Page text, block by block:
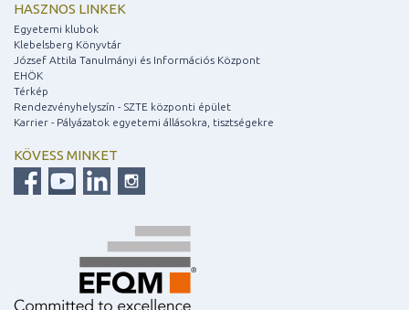
HASZNOS LINKEK
Egyetemi klubok
Klebelsberg Könyvtár
József Attila Tanulmányi és Információs Központ
EHÖK
Térkép
Rendezvényhelyszín - SZTE központi épület
Karrier - Pályázatok egyetemi állásokra, tisztségekre
KÖVESS MINKET